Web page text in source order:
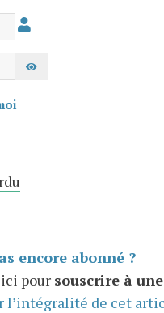
AFFICHER LE MOT DE
encore abonné ?
pour souscrire à
l’intégralité de cet